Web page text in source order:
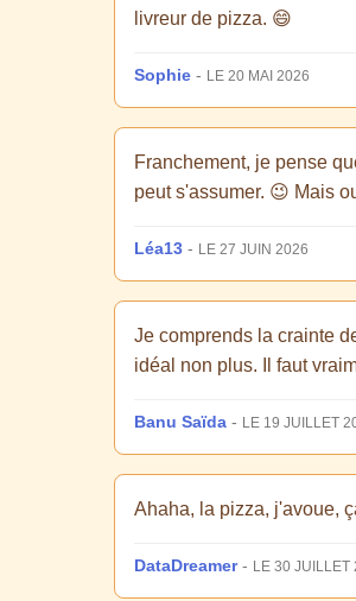
livreur de pizza. 😄
Sophie - LE 20 MAI 2026
Franchement, je pense
peut s'assumer. 😉 Mais
Léa13 - LE 27 JUIN 2026
Je comprends la crainte
idéal non plus. Il faut
Banu Saïda - LE 19 JUILLET
Ahaha, la pizza, j'avoue,
DataDreamer- LE 30 JUILLET